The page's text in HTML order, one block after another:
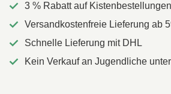
3 % Rabatt auf Kistenbestellungen
Versandkostenfreie Lieferung ab
Schnelle Lieferung mit DHL
Kein Verkauf an Jugendliche